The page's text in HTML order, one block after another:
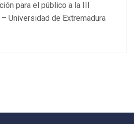
para el público a la III
Universidad de Extremadura